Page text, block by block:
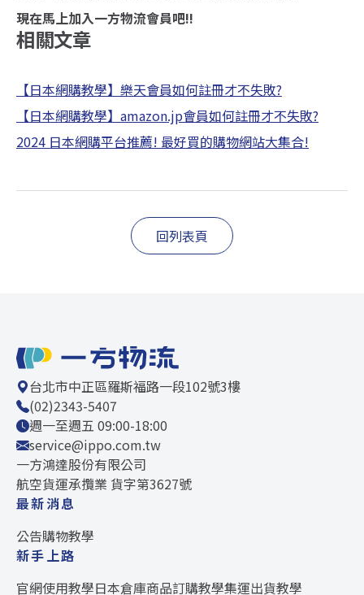
現在馬上加入一方物流會員吧!!
相關文章
【日本網購教學】樂天會員如何註冊才不失敗?
【日本網購教學】amazon.jp會員如何註冊才不失敗?
2024 日本網購平台推薦! 最好買的購物網站大集合!
回列表頁
台北市中正區羅斯福路一段102號3樓
(02)2343-5407
週一至週五 09:00-18:00
service@ippo.com.tw
一方鴻達股份有限公司
航空貨運承攬業 貨字第3627號
最新消息
公告購物教學
新手上路
官網使用教學日本倉庫商品訂購教學集運出貨教學